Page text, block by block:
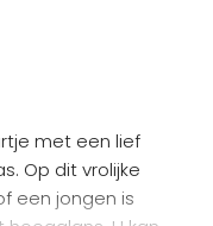
met een lief
Op dit vrolijke
een jongen is